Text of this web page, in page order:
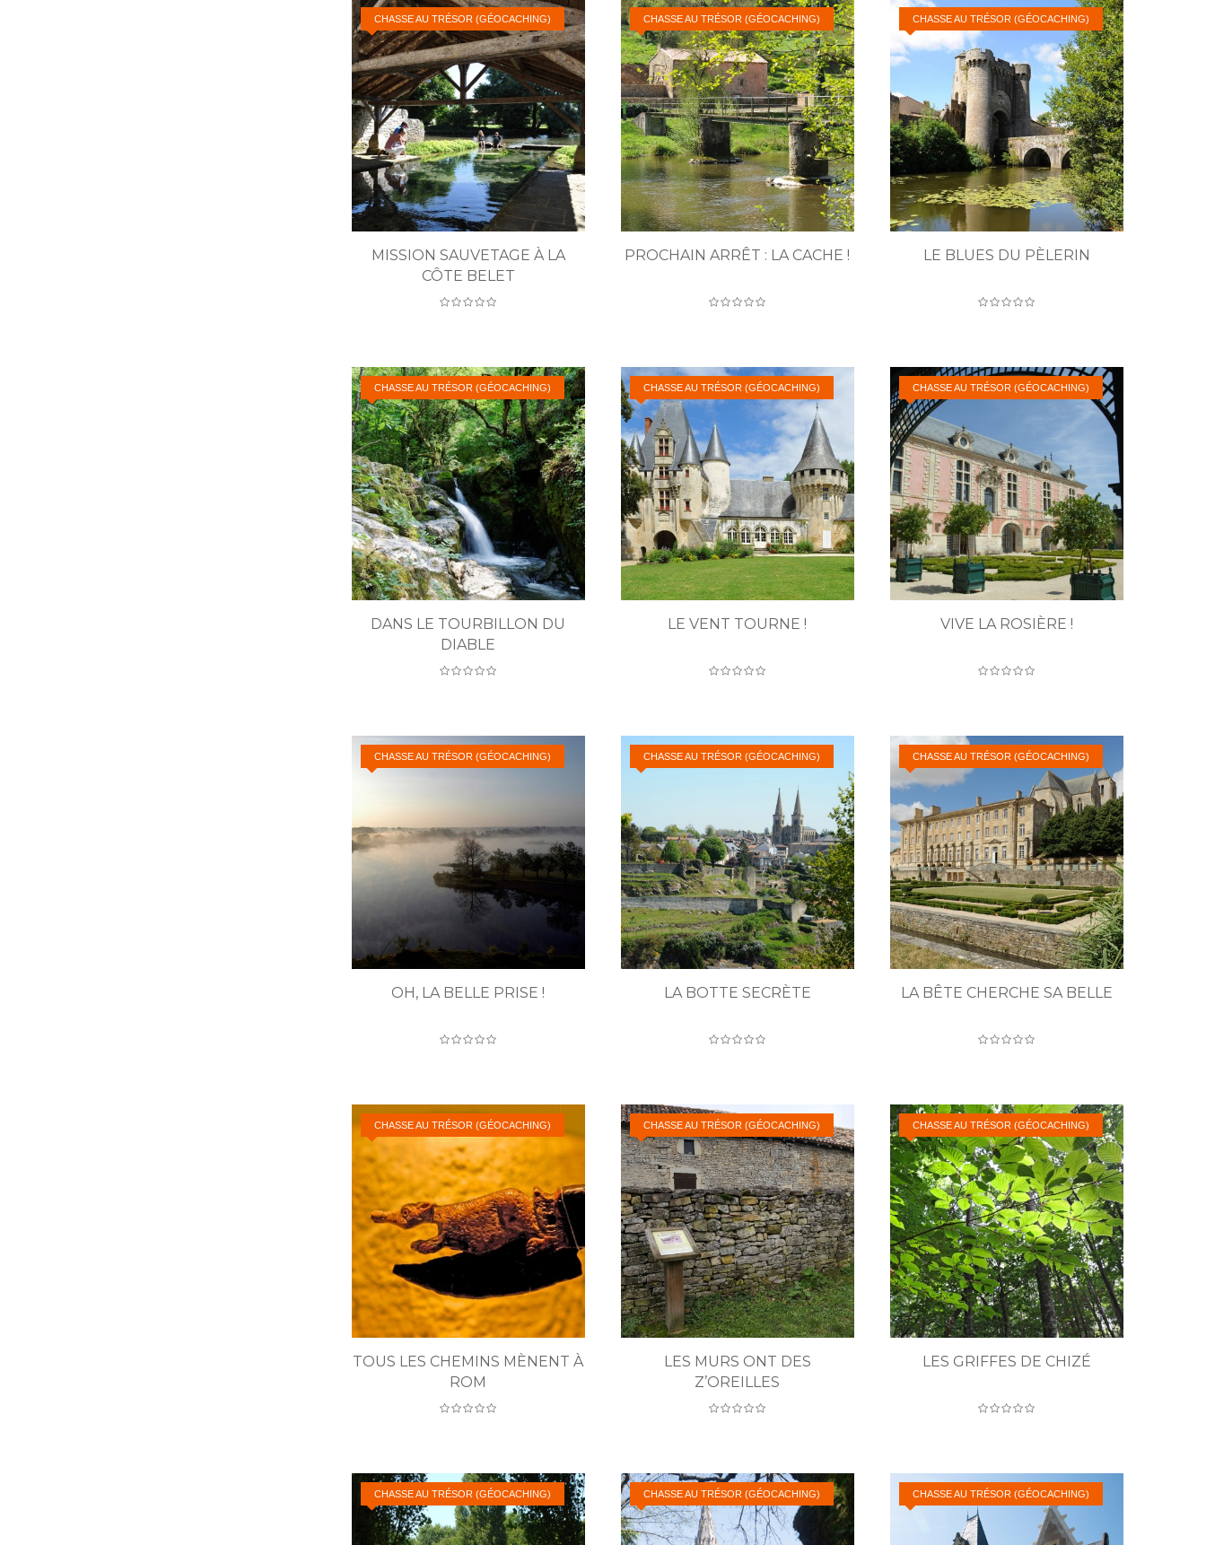
MISSION SAUVETAGE À LA
CÔTE BELET
CHASSE AU TRÉSOR (GÉOCACHING)
PROCHAIN ARRÊT : LA CACHE !
CHASSE AU TRÉSOR (GÉOCACHING)
LE BLUES DU PÈLERIN
CHASSE AU TRÉSOR (GÉOCACHING)
DANS LE TOURBILLON DU
DIABLE
CHASSE AU TRÉSOR (GÉOCACHING)
LE VENT TOURNE !
CHASSE AU TRÉSOR (GÉOCACHING)
VIVE LA ROSIÈRE !
CHASSE AU TRÉSOR (GÉOCACHING)
OH, LA BELLE PRISE !
CHASSE AU TRÉSOR (GÉOCACHING)
LA BOTTE SECRÈTE
CHASSE AU TRÉSOR (GÉOCACHING)
LA BÊTE CHERCHE SA BELLE
CHASSE AU TRÉSOR (GÉOCACHING)
TOUS LES CHEMINS MÈNENT À
ROM
CHASSE AU TRÉSOR (GÉOCACHING)
LES MURS ONT DES
Z’OREILLES
CHASSE AU TRÉSOR (GÉOCACHING)
LES GRIFFES DE CHIZÉ
CHASSE AU TRÉSOR (GÉOCACHING)
CHASSE AU TRÉSOR (GÉOCACHING) CHASSE AU TRÉSOR (GÉOCACHING) CHASSE AU TRÉSOR (GÉOCACHING)